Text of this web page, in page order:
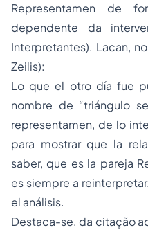
Representamen de
dependente da
Interpretantes). Lacan,
Zeilis):
Lo que el otro día fue
nombre de “triángulo
representamen, de lo
para mostrar que la
saber, que es la pareja
es siempre a
el análisis.
Destaca-se, da citação